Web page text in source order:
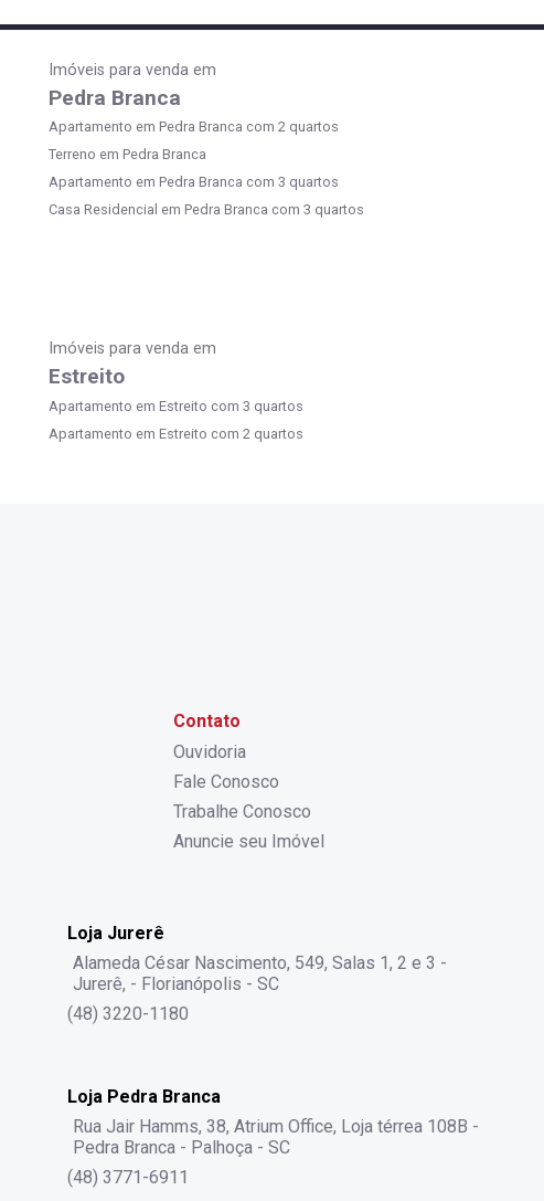
Imóveis para venda em
Pedra Branca
Apartamento em Pedra Branca com 2 quartos
Terreno em Pedra Branca
Apartamento em Pedra Branca com 3 quartos
Casa Residencial em Pedra Branca com 3 quartos
Imóveis para venda em
Estreito
Apartamento em Estreito com 3 quartos
Apartamento em Estreito com 2 quartos
Contato
Ouvidoria
Fale Conosco
Trabalhe Conosco
Anuncie seu Imóvel
Loja Jurerê
Alameda César Nascimento, 549, Salas 1, 2 e 3 -
Jurerê, - Florianópolis - SC
(48) 3220-1180
Loja Pedra Branca
Rua Jair Hamms, 38, Atrium Office, Loja térrea 108B -
Pedra Branca - Palhoça - SC
(48) 3771-6911